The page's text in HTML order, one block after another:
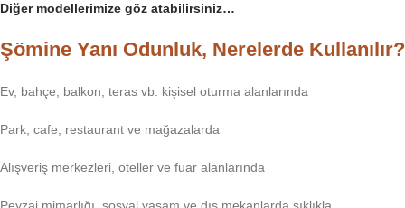
Diğer modellerimize göz atabilirsiniz…
Şömine Yanı Odunluk, Nerelerde Kullanılır?
Ev, bahçe, balkon, teras vb. kişisel oturma alanlarında
Park, cafe, restaurant ve mağazalarda
Alışveriş merkezleri, oteller ve fuar alanlarında